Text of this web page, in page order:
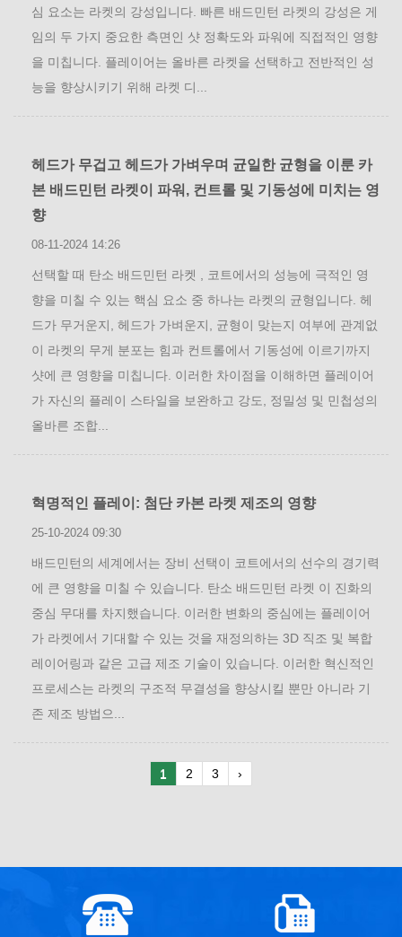
심 요소는 라켓의 강성입니다. 빠른 배드민턴 라켓의 강성은 게
임의 두 가지 중요한 측면인 샷 정확도와 파워에 직접적인 영향
을 미칩니다. 플레이어는 올바른 라켓을 선택하고 전반적인 성
능을 향상시키기 위해 라켓 디...
헤드가 무겁고 헤드가 가벼우며 균일한 균형을 이룬 카
본 배드민턴 라켓이 파워, 컨트롤 및 기동성에 미치는 영
향
08-11-2024 14:26
선택할 때 탄소 배드민턴 라켓 , 코트에서의 성능에 극적인 영
향을 미칠 수 있는 핵심 요소 중 하나는 라켓의 균형입니다. 헤
드가 무거운지, 헤드가 가벼운지, 균형이 맞는지 여부에 관계없
이 라켓의 무게 분포는 힘과 컨트롤에서 기동성에 이르기까지
샷에 큰 영향을 미칩니다. 이러한 차이점을 이해하면 플레이어
가 자신의 플레이 스타일을 보완하고 강도, 정밀성 및 민첩성의
올바른 조합...
혁명적인 플레이: 첨단 카본 라켓 제조의 영향
25-10-2024 09:30
배드민턴의 세계에서는 장비 선택이 코트에서의 선수의 경기력
에 큰 영향을 미칠 수 있습니다. 탄소 배드민턴 라켓 이 진화의
중심 무대를 차지했습니다. 이러한 변화의 중심에는 플레이어
가 라켓에서 기대할 수 있는 것을 재정의하는 3D 직조 및 복합
레이어링과 같은 고급 제조 기술이 있습니다. 이러한 혁신적인
프로세스는 라켓의 구조적 무결성을 향상시킬 뿐만 아니라 기
존 제조 방법으...
1 2 3 ›